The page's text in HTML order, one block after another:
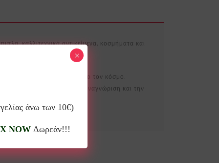
καλλιτεχνικά αντικείμενα, κοσμήματα και
καταστήματα σε όλο τον κόσμο.
την παγκόσμια αναγνώριση και την
άνω των 10€)
NOWΔωρεάν!!!
×